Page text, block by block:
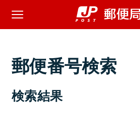
郵便番号検索
検索結果